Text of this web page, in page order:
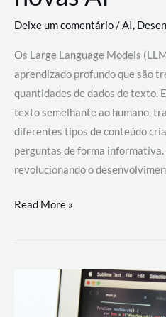
Deixe um comentário/AI,
Os Large Language Models
aprendizado profundo que são
quantidades de dados de texto.
texto semelhante ao humano,
diferentes tipos de conteúdo
perguntas de forma
revolucionando o
Large
Models
Read More »